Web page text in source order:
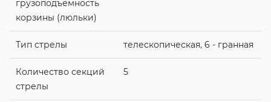
грузоподъемность
корзины (люльки)
Тип стрелы телескопическая, 6 - гранная
Количество секций
стрелы
5